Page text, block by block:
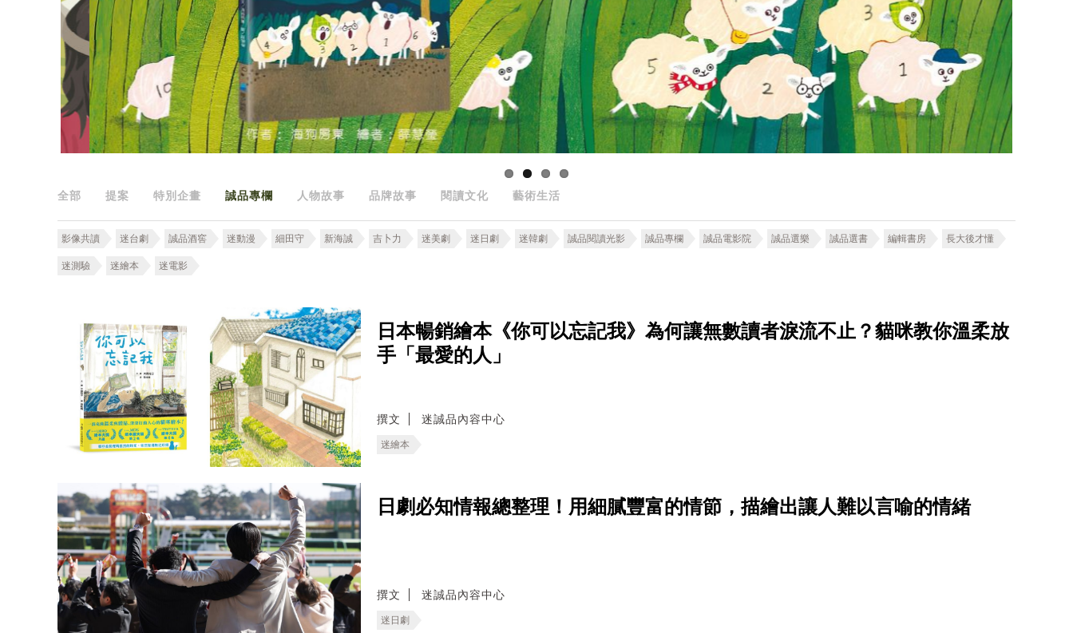
全部 提案 特別企畫 誠品專欄 人物故事 品牌故事 閱讀文化 藝術生活
影像共讀 迷台劇 誠品酒窖 迷動漫 細田守 新海誠 吉卜力 迷美劇 迷日劇 迷韓劇 誠品閱讀光影 誠品專欄 誠品電影院 誠品選樂 誠品選書 編輯書房 長大後才懂
迷測驗 迷繪本 迷電影
日本暢銷繪本《你可以忘記我》為何讓無數讀者淚流不止？貓咪教你溫柔放
手「最愛的人」
撰文 迷誠品內容中心
迷繪本
日劇必知情報總整理！用細膩豐富的情節，描繪出讓人難以言喻的情緒
撰文 迷誠品內容中心
迷日劇